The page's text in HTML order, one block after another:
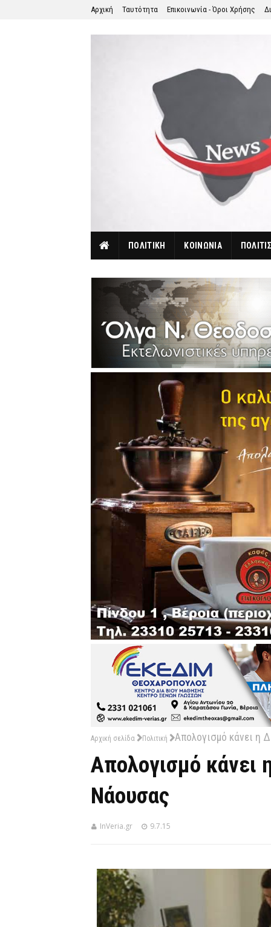
Αρχική Ταυτότητα Επικοινωνία - Όροι Χρήσης
ΠΟΛΙΤΙΚΗ ΚΟΙΝΩΝΙΑ
Αρχική σελίδα Πολιτική Απολογισμό κάνει η
Απολογισμό κάνει
Νάουσας
InVeria.gr 9.7.15